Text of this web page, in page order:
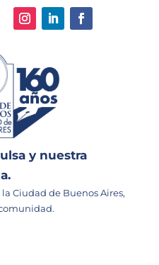
y nuestra
Ciudad de Buenos Aires,